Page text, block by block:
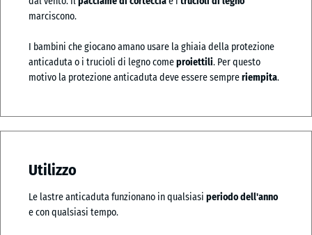
marciscono.
I bambini che giocano amano usare la ghiaia della protezione
anticaduta o i trucioli di legno comeproiettili. Per questo
motivo la protezione anticaduta deve essere sempreriempita.
Utilizzo
Le lastre anticaduta funzionano in qualsiasi periodo dell'anno
e con qualsiasi tempo.